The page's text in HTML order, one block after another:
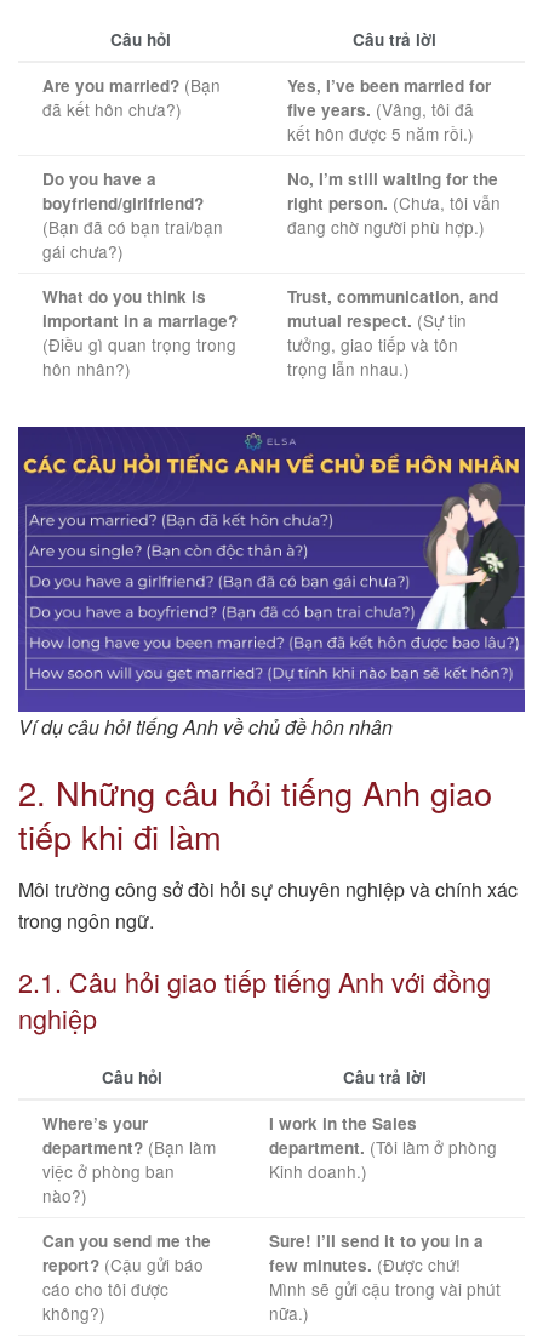
Câu hỏi
Câu trả lời
Are you married? (Bạn
đã kết hôn chưa?)
Yes, I’ve been married for
five years. (Vâng, tôi đã
kết hôn được 5 năm rồi.)
Do you have a
boyfriend/girlfriend?
(Bạn đã có bạn trai/bạn
gái chưa?)
No, I’m still waiting for the
right person. (Chưa, tôi vẫn
đang chờ người phù hợp.)
What do you think is
important in a marriage?
(Điều gì quan trọng trong
hôn nhân?)
Trust, communication, and
mutual respect. (Sự tin
tưởng, giao tiếp và tôn
trọng lẫn nhau.)
Ví dụ câu hỏi tiếng Anh về chủ đề hôn nhân
2. Những câu hỏi tiếng Anh giao
tiếp khi đi làm
Môi trường công sở đòi hỏi sự chuyên nghiệp và chính xác
trong ngôn ngữ.
2.1. Câu hỏi giao tiếp tiếng Anh với đồng
nghiệp
Câu hỏi
Câu trả lời
Where’s your
department? (Bạn làm
việc ở phòng ban
nào?)
I work in the Sales
department. (Tôi làm ở phòng
Kinh doanh.)
Can you send me the
report? (Cậu gửi báo
cáo cho tôi được
không?)
Sure! I’ll send it to you in a
few minutes. (Được chứ!
Mình sẽ gửi cậu trong vài phút
nữa.)